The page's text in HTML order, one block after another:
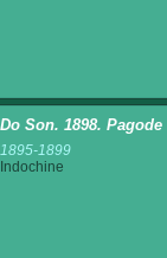
Do Son. 1898.
1895-1899
Indochine